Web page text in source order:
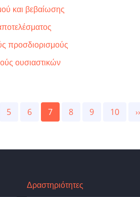
και βεβαίωσης
προσδιορισμούς
ουσιαστικών
Page
5 Page
6
Current
7 Page
8 Page
9 Page
10 ››
Δραστηριότητες